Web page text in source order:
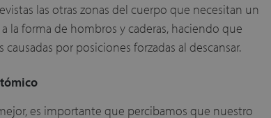
las otras zonas del cuerpo que necesitan un
la forma de hombros y caderas, haciendo que
por posiciones forzadas al descansar.
es importante que percibamos que nuestro